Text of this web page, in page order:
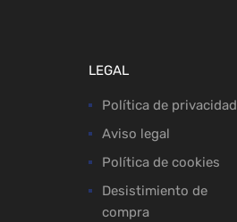
LEGAL
Política de privacidad
Aviso legal
Política de cookies
Desistimiento de
compra